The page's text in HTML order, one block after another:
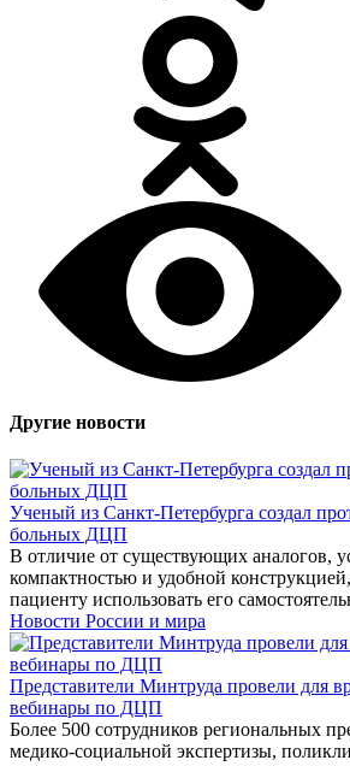
Другие новости
Ученый из Санкт-Петербурга создал
больных ДЦП
В отличие от существующих аналогов,
компактностью и удобной
пациенту использовать его
Новости России и мира
Представители Минтруда провели для
вебинары по ДЦП
Более 500 сотрудников региональных
медико-социальной экспертизы,